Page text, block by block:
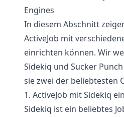
Engines
In diesem Abschnitt
ActiveJob mit
einrichten können. Wir
Sidekiq und Sucker
sie zwei der beliebtesten
1. ActiveJob mit Sidekiq
Sidekiq ist ein beliebtes